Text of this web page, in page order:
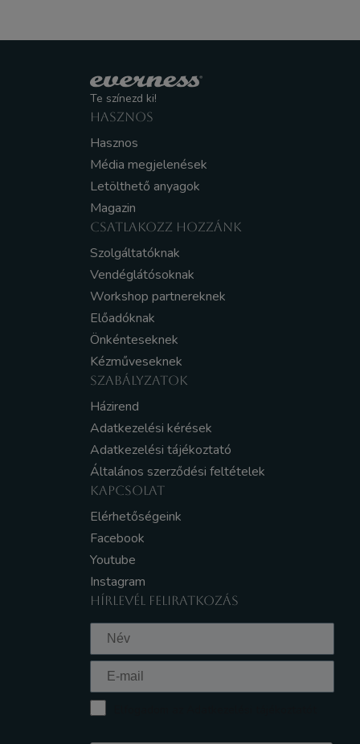
Te színezd ki!
HASZNOS
Hasznos
Média megjelenések
Letölthető anyagok
Magazin
CSATLAKOZZ HOZZÁNK
Szolgáltatóknak
Vendéglátósoknak
Workshop partnereknek
Előadóknak
Önkénteseknek
Kézműveseknek
SZABÁLYZATOK
Házirend
Adatkezelési kérések
Adatkezelési tájékoztató
Általános szerződési feltételek
KAPCSOLAT
Elérhetőségeink
Facebook
Youtube
Instagram
HÍRLEVÉL FELIRATKOZÁS